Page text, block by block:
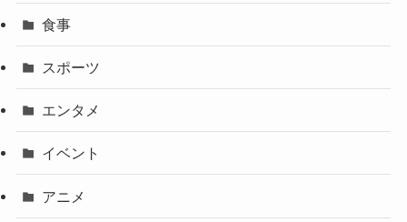
食事
スポーツ
エンタメ
イベント
アニメ